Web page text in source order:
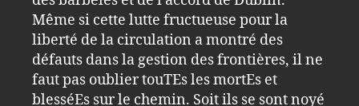
Même si cette lutte fructueuse pour la
liberté de la circulation a montré des
défauts dans la gestion des frontières, il ne
faut pas oublier touTEs les mortEs et
blesséEs sur le chemin. Soit ils se sont noyé